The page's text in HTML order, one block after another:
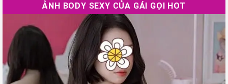
ẢNH BODY SEXY CỦA GÁI GỌI HOT